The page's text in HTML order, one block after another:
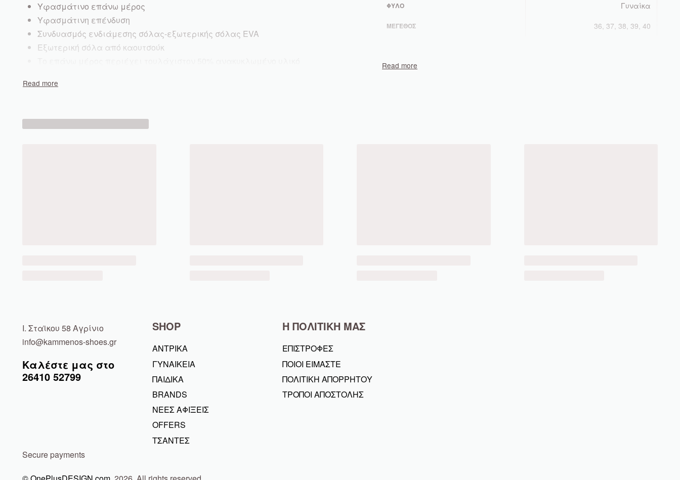
Υφασμάτινο επάνω μέρος
Υφασμάτινη επένδυση
Συνδυασμός ενδιάμεσης σόλας-εξωτερικής σόλας EVA
Εξωτερική σόλα από καουτσούκ
ΦΎΛΟ Γυναίκα
ΜΈΓΕΘΟΣ 36, 37, 38, 39, 40
Ι. Σταϊκου 58 Αγρίνιο
info@kammenos-shoes.gr
Καλέστε μας στο
26410 52799
SHOP
ΑΝΤΡΙΚΑ
ΓΥΝΑΙΚΕΙΑ
ΠΑΙΔΙΚΑ
BRANDS
ΝΕΕΣ ΑΦΙΞΕΙΣ
OFFERS
ΤΣΑΝΤΕΣ
Η ΠΟΛΙΤΙΚΗ ΜΑΣ
ΕΠΙΣΤΡΟΦΕΣ
ΠΟΙΟΙ ΕΙΜΑΣΤΕ
ΠΟΛΙΤΙΚΗ ΑΠΟΡΡΗΤΟΥ
ΤΡΟΠΟΙ ΑΠΟΣΤΟΛΗΣ
Secure payments